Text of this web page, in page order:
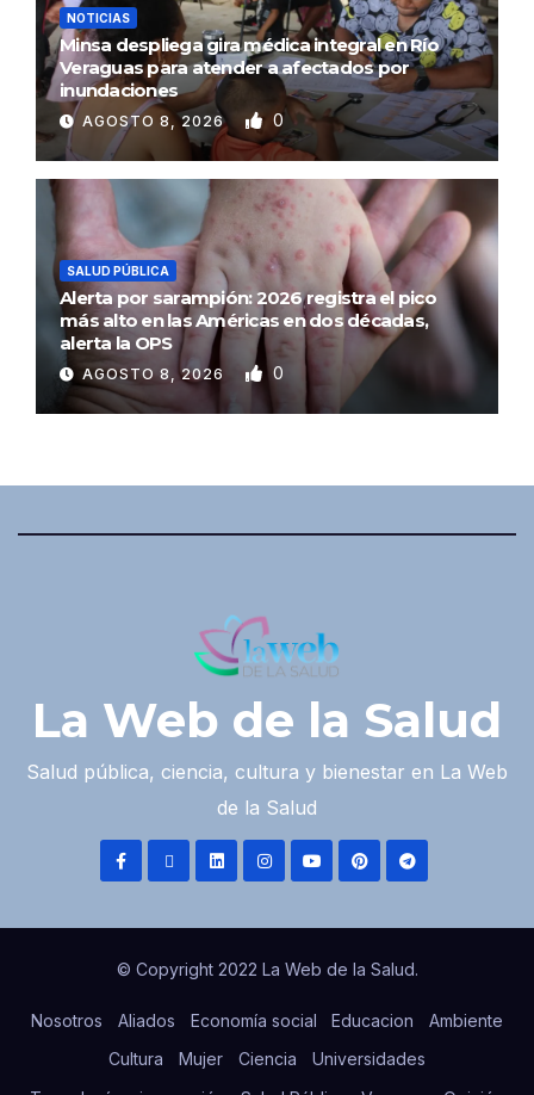
NOTICIAS
Minsa despliega gira médica integral en Río
Veraguas para atender a afectados por
inundaciones
AGOSTO 8, 2026 0
SALUD PÚBLICA
Alerta por sarampión: 2026 registra el pico
más alto en las Américas en dos décadas,
alerta la OPS
AGOSTO 8, 2026 0
La Web de la Salud
Salud pública, ciencia, cultura y bienestar en La Web
de la Salud
© Copyright 2022 La Web de la Salud.
Nosotros Aliados Economía social Educacion
Ambiente
Cultura
Mujer Ciencia
Universidades